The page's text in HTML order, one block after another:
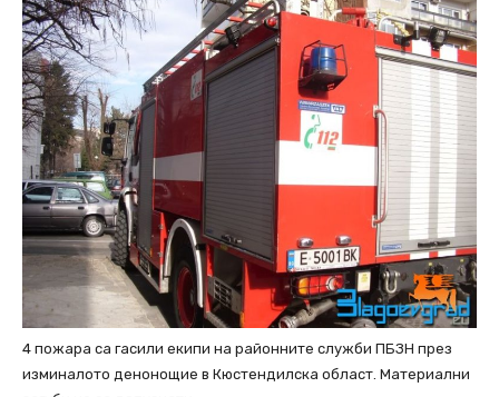
4 пожара са гасили екипи на районните служби ПБЗН през
изминалото денонощие в Кюстендилска област. Материални